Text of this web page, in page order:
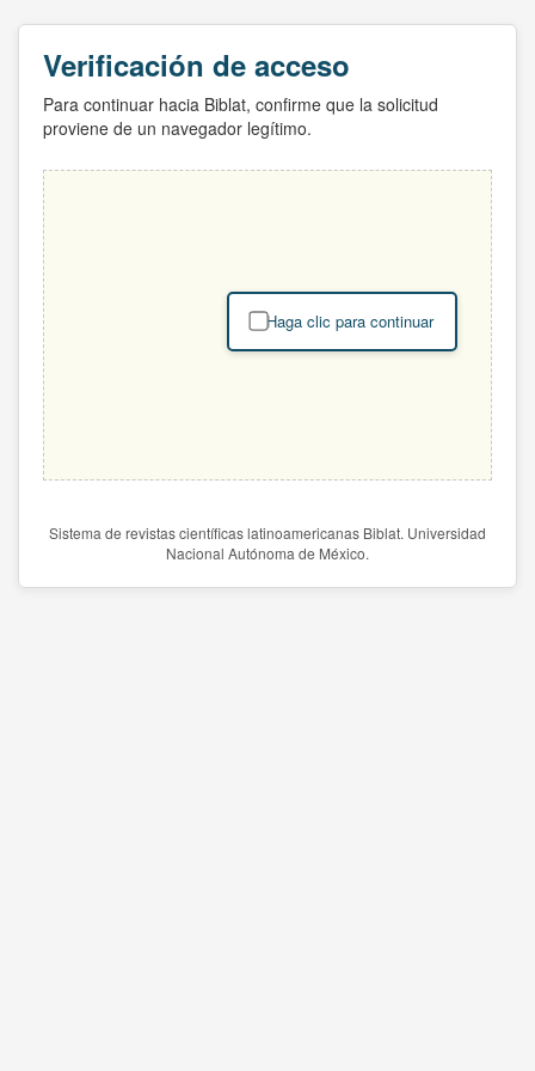
Verificación de acceso
Para continuar hacia Biblat, confirme que la solicitud
proviene de un navegador legítimo.
Haga clic para continuar
Sistema de revistas científicas latinoamericanas Biblat. Universidad
Nacional Autónoma de México.